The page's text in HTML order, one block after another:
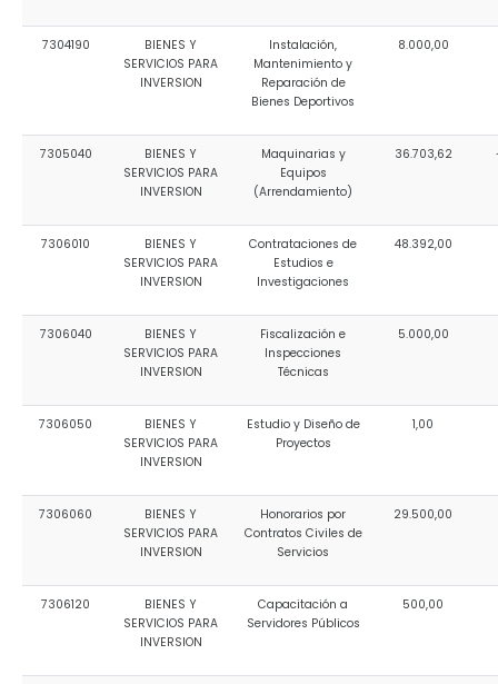
7304190
BIENES Y
SERVICIOS PARA
INVERSION
Instalación,
Mantenimiento y
Reparación de
Bienes Deportivos
8.000,00
7305040
BIENES Y
SERVICIOS PARA
INVERSION
Maquinarias y
Equipos
(Arrendamiento)
36.703,62
7306010
BIENES Y
SERVICIOS PARA
INVERSION
Contrataciones de
Estudios e
Investigaciones
48.392,00
7306040
BIENES Y
SERVICIOS PARA
INVERSION
Fiscalización e
Inspecciones
Técnicas
5.000,00
7306050
BIENES Y
SERVICIOS PARA
INVERSION
Estudio y Diseño de
Proyectos
1,00
7306060
BIENES Y
SERVICIOS PARA
INVERSION
Honorarios por
Contratos Civiles de
Servicios
29.500,00
7306120
BIENES Y
SERVICIOS PARA
INVERSION
Capacitación a
Servidores Públicos
500,00